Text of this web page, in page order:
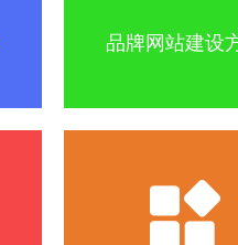
品牌网站建设